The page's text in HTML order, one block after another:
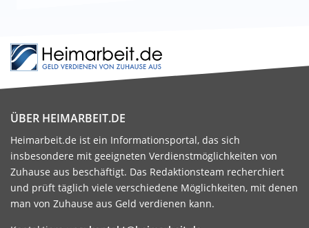
ÜBER HEIMARBEIT.DE
Heimarbeit.de ist ein Informationsportal, das sich
insbesondere mit geeigneten Verdienstmöglichkeiten von
Zuhause aus beschäftigt. Das Redaktionsteam recherchiert
und prüft täglich viele verschiedene Möglichkeiten, mit denen
man von Zuhause aus Geld verdienen kann.